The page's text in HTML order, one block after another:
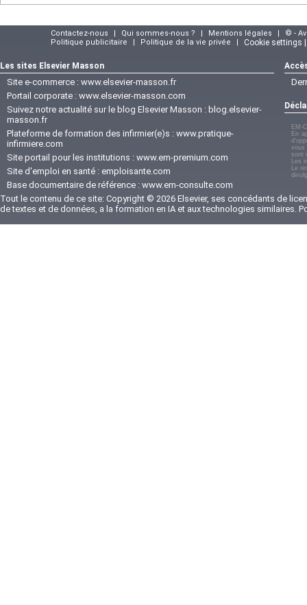
Contactez-nous | Qui sommes-nous ? | Mentions légales |
© -
Politique publicitaire
| Politique de la vie privée | Cookie settings
Les sites Elsevier Masson
Site e-commerce : www.elsevier-masson.fr
Portail corporate : www.elsevier-masson.com
Suivez notre actualité sur le blog Elsevier Masson : blog.elsevier-
masson.fr
Plateforme de formation des infirmier(e)s : www.pratique-
infirmiere.com
Site portail pour les institutions : www.em-premium.com
Site d'emploi en santé : emploisante.com
Base documentaire de référence : www.em-consulte.com
EM-
En
vous
sont
Les
Le
Tout le contenu de ce site: Copyright © 2026 Elsevier, ses concédants de
de textes et de données, a la formation en IA et aux technologies similaires.